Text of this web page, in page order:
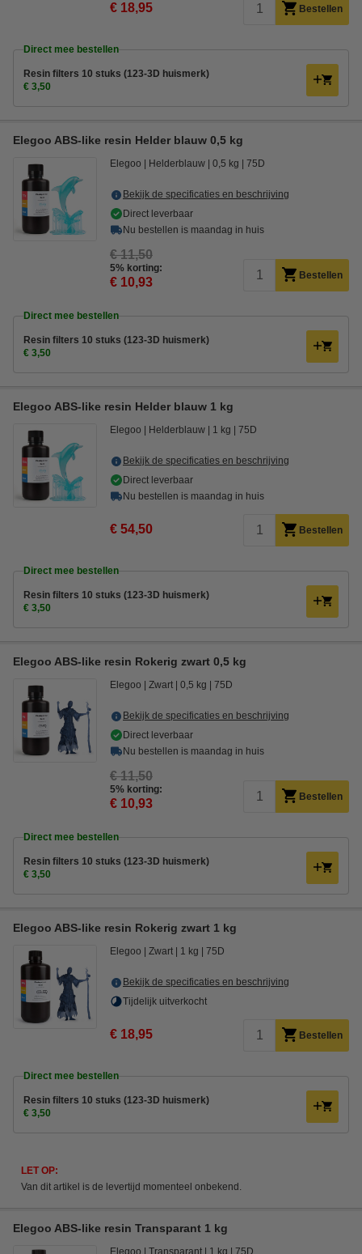
€ 18,95 Bestellen
Direct mee bestellen
Resin filters 10 stuks (123-3D huismerk)
€ 3,50
Elegoo ABS-like resin Helder blauw 0,5 kg
Elegoo Helderblauw 0,5 kg 75D
Bekijk de specificaties en beschrijving
Direct leverbaar
Nu bestellen is maandag in huis
€ 11,50
5% korting:
€ 10,93 Bestellen
Direct mee bestellen
Resin filters 10 stuks (123-3D huismerk)
€ 3,50
Elegoo ABS-like resin Helder blauw 1 kg
Elegoo Helderblauw 1 kg 75D
Bekijk de specificaties en beschrijving
Direct leverbaar
Nu bestellen is maandag in huis
€ 54,50 Bestellen
Direct mee bestellen
Resin filters 10 stuks (123-3D huismerk)
€ 3,50
Elegoo ABS-like resin Rokerig zwart 0,5 kg
Elegoo Zwart 0,5 kg 75D
Bekijk de specificaties en beschrijving
Direct leverbaar
Nu bestellen is maandag in huis
€ 11,50
5% korting:
€ 10,93 Bestellen
Direct mee bestellen
Resin filters 10 stuks (123-3D huismerk)
€ 3,50
Elegoo ABS-like resin Rokerig zwart 1 kg
Elegoo Zwart 1 kg 75D
Bekijk de specificaties en beschrijving
Tijdelijk uitverkocht
€ 18,95 Bestellen
Direct mee bestellen
Resin filters 10 stuks (123-3D huismerk)
€ 3,50
LET OP:
Van dit artikel is de levertijd momenteel onbekend.
Elegoo ABS-like resin Transparant 1 kg
Elegoo Transparant 1 kg 75D